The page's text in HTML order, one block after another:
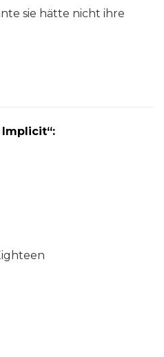
sie hätte nicht ihre